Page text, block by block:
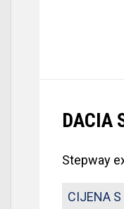
DACIA
Stepway
CIJENA S